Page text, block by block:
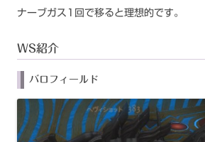
ナーブガス1回で移ると理想的です。
WS紹介
バロフィールド